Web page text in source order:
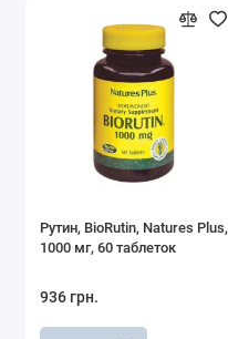
Рутин, BioRutin, Natures Plus,
1000 мг, 60 таблеток
936 грн.